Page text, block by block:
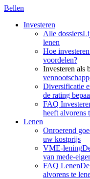
Bellen
Investeren
Alle dossiers
lenen
Hoe
voordelen?
Investeren als
Diversificatie
de rating
FAQ
heeft alvorens
Lenen
Onroerend
uw kostprijs
VME-lening
van mede-
FAQ Lenen
alvorens te